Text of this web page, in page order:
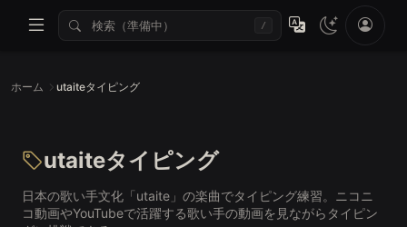
/
ホーム utaiteタイピング
utaiteタイピング
日本の歌い手文化「utaite」の楽曲でタイピング練習。ニコニ
コ動画やYouTubeで活躍する歌い手の動画を見ながらタイピン